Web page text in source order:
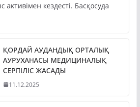
кездесті. Басқосуда
ҚОРДАЙ АУДАНДЫҚ ОРТАЛЫҚ
АУРУХАНАСЫ МЕДИЦИНАЛЫҚ
СЕРПІЛІС ЖАСАДЫ
11.12.2025